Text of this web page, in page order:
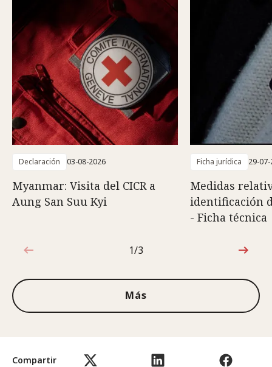
Compartir
Declaración 03-08-2026
Myanmar: Visita del CICR a
Aung San Suu Kyi
Ficha jurídica 29-
Medidas
identificación
- Ficha técnica
1de3
1/3
Más